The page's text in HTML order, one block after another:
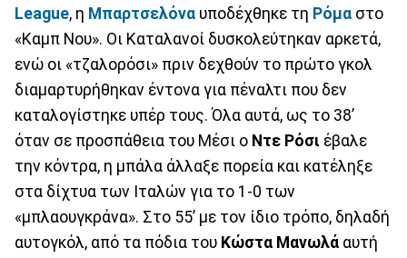
League, η Μπαρτσελόνα υποδέχθηκε τη Ρόμα στο
«Καμπ Νου». Οι Καταλανοί δυσκολεύτηκαν αρκετά,
ενώ οι «τζαλορόσι» πριν δεχθούν το πρώτο γκολ
διαμαρτυρήθηκαν έντονα για πέναλτι που δεν
καταλογίστηκε υπέρ τους. Όλα αυτά, ως το 38’
όταν σε προσπάθεια του Μέσι ο Ντε Ρόσι έβαλε
την κόντρα, η μπάλα άλλαξε πορεία και κατέληξε
στα δίχτυα των Ιταλών για το 1-0 των
«μπλαουγκράνα». Στο 55’ με τον ίδιο τρόπο, δηλαδή
αυτογκόλ, από τα πόδια του Κώστα Μανωλά αυτή